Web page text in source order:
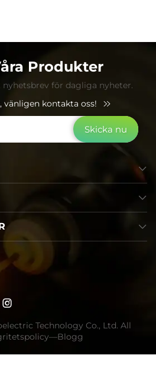
Produkter
nyhetsbrev för dagliga nyheter.
vänligen kontakta oss!
Skicka nu
Technology Co., Ltd. All
—Blogg